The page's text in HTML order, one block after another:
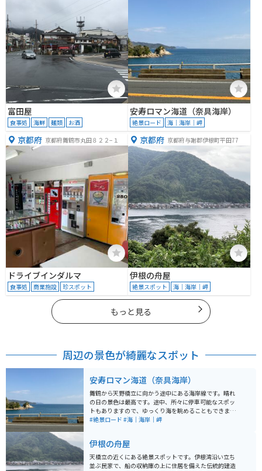
富田屋
食事処 海鮮 麺類 お酒
安寿ロマン海道（奈具海岸）
絶景ロード 海｜海岸｜岬
京都府 京都府舞鶴市丸田８２２−１
ドライブインダルマ
食事処 商業施設 珍スポット
京都府 京都府与謝郡伊根町平田77
伊根の舟屋
絶景スポット 海｜海岸｜岬
もっと見る
周辺の景色が綺麗なスポット
安寿ロマン海道（奈具海岸）
舞鶴から天野橋立に向かう途中にある海岸線です。晴れ
の日の景色は最高です。途中、所々に停車可能なスポッ
トもありますので、ゆっくり海を眺めることもできま
す。交通量はそんなに多くはないので、ゆっくり走りな
#絶景ロード #海｜海岸｜岬
伊根の舟屋
天橋立の近くにある絶景スポットです。伊根湾沿い立ち
並ぶ民家で、船の収納庫の上に住居を備えた伝統的建造